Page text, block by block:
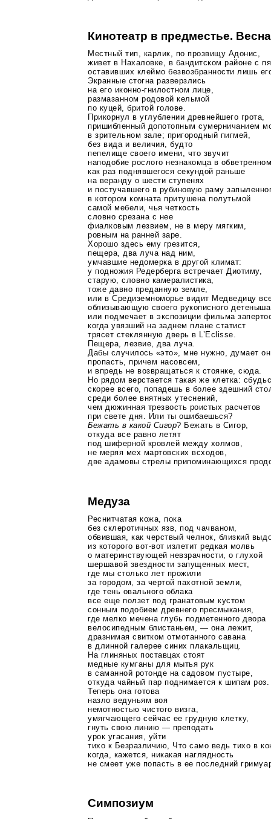
Кинотеатр в предместье. Весна
Местный тип, карлик, по прозвищу Адонис,
живет в Нахаловке, в бандитском районе с
оставивших клеймо безвозбранности лишь
Экранные стогна разверзлись
на его иконно-гнилостном лице,
размазанном родовой кельмой
по куцей, бритой голове.
Прикорнул в углублении древнейшего грота,
пришибленный допотопным сумерничанием
в зрительном зале; пригородный пигмей,
без вида и величия, будто
пепелище своего имени, что звучит
наподобие рослого незнакомца в
как раз поднявшегося секундой раньше
на веранду о шести ступенях
и постучавшего в рубиновую раму
в котором комната притушена полутьмой
самой мебели, чья четкость
словно срезана с нее
фиалковым лезвием, не в меру мягким,
ровным на ранней заре.
Хорошо здесь ему грезится,
пещера, два луча над ним,
умчавшие недомерка в другой климат:
у подножия Редерберга встречает Диотиму,
старую, словно камералистика,
тоже давно преданную земле,
или в Средиземноморье видит Медведицу
облизывающую своего рукописного
или подмечает в экспозиции фильма
когда увязший на заднем плане статист
трясет стеклянную дверь в L’Eclisse.
Пещера, лезвие, два луча.
Дабы случилось «это», мне нужно, думает
пропасть, причем насовсем,
и впредь не возвращаться к стоянке, сюда.
Но рядом верстается такая же клетка:
скорее всего, попадешь в более здешний
среди более внятных утеснений,
чем дюжинная трезвость роистых расчетов
при свете дня. Или ты ошибаешься?
Бежать в какой Сигор? Бежать в Сигор,
откуда все равно летят
под шиферной кровлей между холмов,
не меряя мех мартовских всходов,
две адамовы стрелы припоминающихся
Медуза
Реснитчатая кожа, пока
без склеротичных язв, под чачваном,
обвившая, как черствый челнок, близкий
из котороговот-вот излетит редкая молвь
о материнствующей невзрачности, о глухой
шершавой звездности запущенных мест,
где мы столько лет прожили
за городом, за чертой пахотной земли,
где тень овального облака
все еще ползет под гранатовым кустом
сонным подобием древнего пресмыкания,
где мелко мечена глубь подметенного двора
велосипедным блистаньем, — она лежит,
дразнимая свитком отмотанного савана
в длинной галерее синих плакальщиц.
На глиняных поставцах стоят
медные кумганы для мытья рук
в саманной ротонде на садовом пустыре,
откуда чайный пар поднимается к шипам роз.
Теперь она готова
назло ведуньям воя
немотностью чистого визга,
умягчающего сейчас ее грудную клетку,
гнуть свою линию — преподать
урок угасания, уйти
тихо к Безразличию, Что само ведь тихо в
когда, кажется, никакая наглядность
не смеет уже попасть в ее последний
Симпозиум